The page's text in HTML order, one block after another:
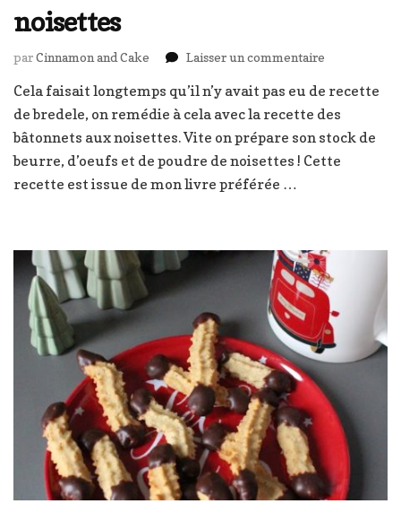
noisettes
parCinnamon and Cake Laisser un commentaire
Bredele
bâtonnets
noisettes
Cela faisait longtemps qu’il n’y avait pas eu de recette
de bredele, on remédie à cela avec la recette des
bâtonnets aux noisettes. Vite on prépare son stock de
beurre, d’oeufs et de poudre de noisettes ! Cette
recette est issue de mon livre préférée …